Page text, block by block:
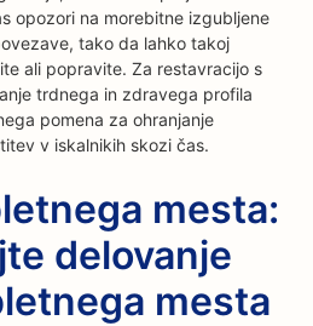
opozori na morebitne izgubljene
tako da lahko takoj
ali popravite. Za restavracijo s
trdnega in zdravega profila
pomena za ohranjanje
v iskalnikih skozi čas.
mesta:
delovanje
mesta